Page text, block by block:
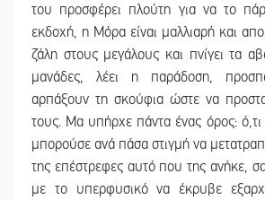
του προσφέρει πλούτη για να το
εκδοχή, η Μόρα είναι μαλλιαρή και
ζάλη στους μεγάλους και πνίγει τα
μανάδες, λέει η παράδοση,
αρπάξουν τη σκούφια ώστε να
τους. Μα υπήρχε πάντα ένας όρος:
μπορούσε ανά πάσα στιγμή να
της επέστρεφες αυτό που της ανήκε,
με το υπερφυσικό να έκρυβε